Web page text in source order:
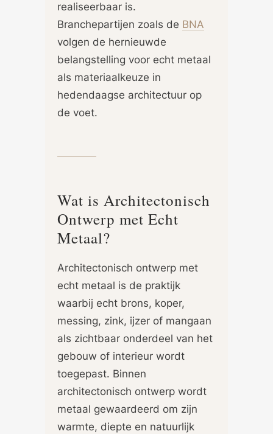
realiseerbaar is.
Branchepartijen zoals de BNA
volgen de hernieuwde
belangstelling voor echt metaal
als materiaalkeuze in
hedendaagse architectuur op
de voet.
Wat is Architectonisch
Ontwerp met Echt
Metaal?
Architectonisch ontwerp met
echt metaal is de praktijk
waarbij echt brons, koper,
messing, zink, ijzer of mangaan
als zichtbaar onderdeel van het
gebouw of interieur wordt
toegepast. Binnen
architectonisch ontwerp wordt
metaal gewaardeerd om zijn
warmte, diepte en natuurlijk